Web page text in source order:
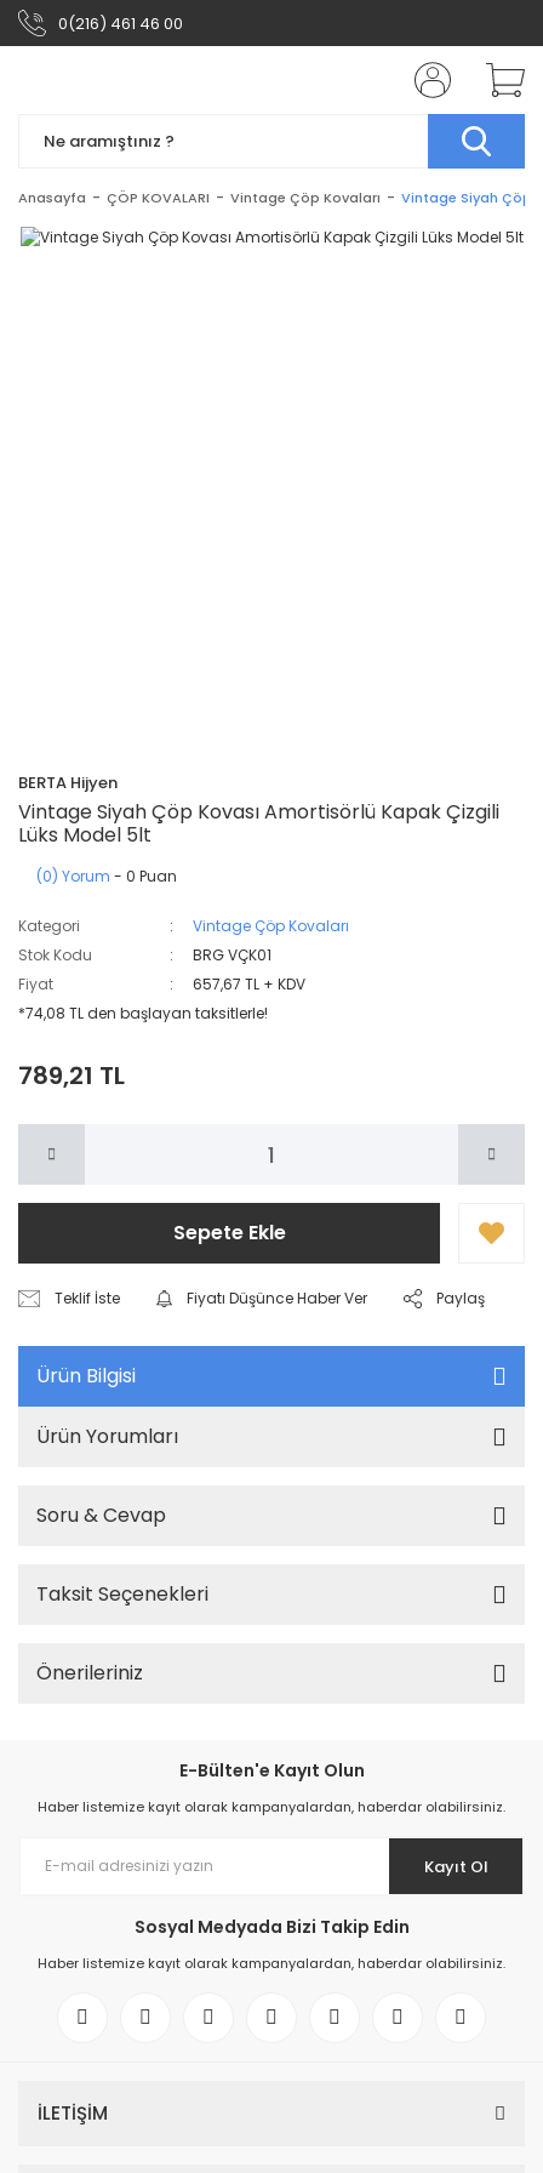
0(216) 461 46 00
Anasayfa ÇÖP KOVALARI Vintage Çöp Kovaları Vintage Siyah Çöp
BERTA Hijyen
Vintage Siyah Çöp Kovası Amortisörlü Kapak Çizgili
Lüks Model 5lt
(0) Yorum - 0 Puan
Kategori
Vintage Çöp Kovaları
Stok Kodu
BRG VÇK01
Fiyat
657,67 TL + KDV
*74,08 TL den başlayan taksitlerle!
789,21 TL
Sepete Ekle
Teklif İste Fiyatı Düşünce Haber Ver Paylaş
Ürün Bilgisi
Ürün Yorumları
Soru & Cevap
Taksit Seçenekleri
Önerileriniz
E-Bülten'e Kayıt Olun
Haber listemize kayıt olarak kampanyalardan, haberdar olabilirsiniz.
Kayıt Ol
Sosyal Medyada Bizi Takip Edin
Haber listemize kayıt olarak kampanyalardan, haberdar olabilirsiniz.
İLETİŞİM